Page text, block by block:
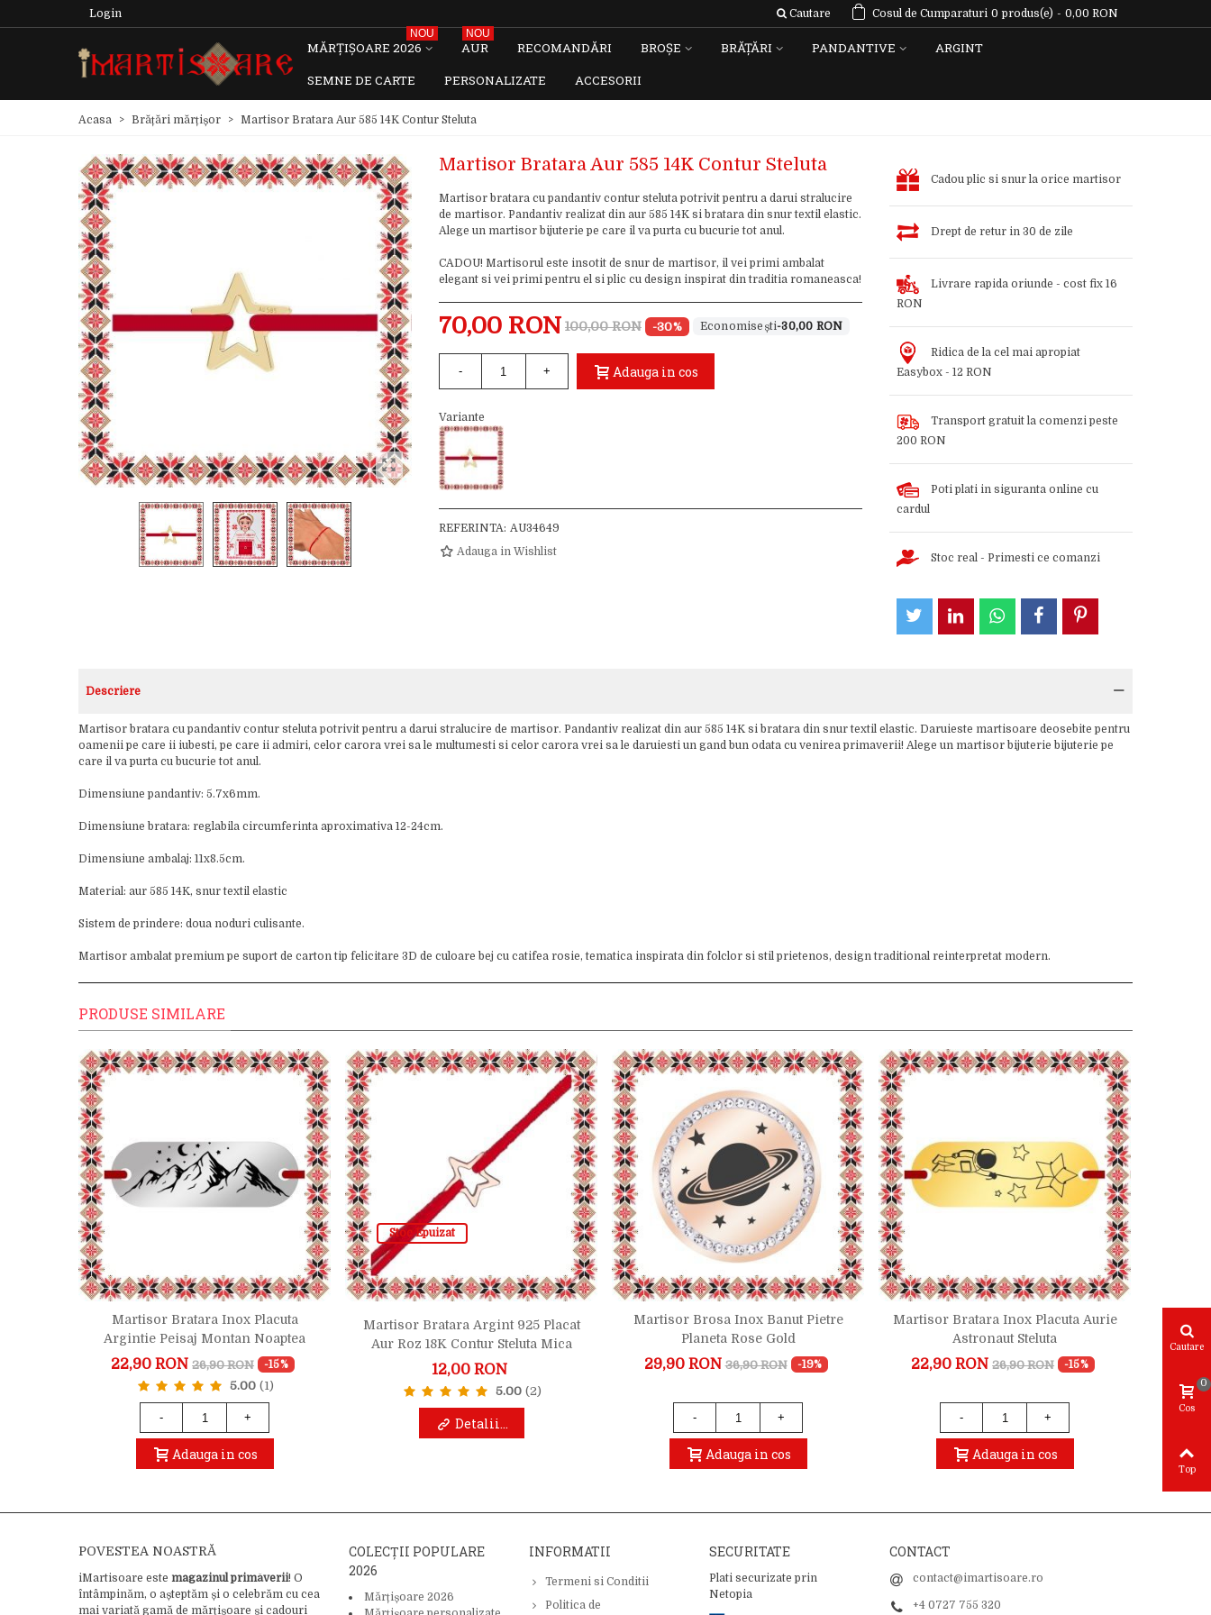
Login Cautare Cosul de Cumparaturi 0 produs(e) - 0,00 RON
MĂRȚIȘOARE 2026
NOU
AUR
NOU
RECOMANDĂRI BROȘE BRĂȚĂRI PANDANTIVE
ARGINT
SEMNE DE CARTE
PERSONALIZATE ACCESORII
Acasa > Brățări mărțișor > Martisor Bratara Aur 585 14K Contur Steluta
Martisor Bratara Aur 585 14K Contur Steluta
Martisor bratara cu pandantiv contur steluta potrivit pentru a darui stralucire
de martisor. Pandantiv realizat din aur 585 14K si bratara din snur textil elastic.
Alege un martisor bijuterie pe care il va purta cu bucurie tot anul.
CADOU! Martisorul este insotit de snur de martisor, il vei primi ambalat
elegant si vei primi pentru el si plic cu design inspirat din traditia romaneasca!
70,00 RON 100,00 RON -30% -30,00 RON
- + Adauga in cos
Variante
REFERINTA: AU34649
Adauga in Wishlist
Cadou plic si snur la orice martisor
Drept de retur in 30 de zile
Livrare rapida oriunde - cost fix 16
RON
Ridica de la cel mai apropiat
Easybox - 12 RON
Transport gratuit la comenzi peste
200 RON
Poti plati in siguranta online cu
cardul
Stoc real - Primesti ce comanzi
Descriere
Martisor bratara cu pandantiv contur steluta potrivit pentru a darui stralucire de martisor. Pandantiv realizat din aur 585 14K si bratara din snur textil elastic. Daruieste martisoare deosebite pentru
oamenii pe care ii iubesti, pe care ii admiri, celor carora vrei sa le multumesti si celor carora vrei sa le daruiesti un gand bun odata cu venirea primaverii! Alege un martisor bijuterie bijuterie pe
care il va purta cu bucurie tot anul.
Dimensiune pandantiv: 5.7x6mm.
Dimensiune bratara: reglabila circumferinta aproximativa 12-24cm.
Dimensiune ambalaj: 11x8.5cm.
Material: aur 585 14K, snur textil elastic
Sistem de prindere: doua noduri culisante.
Martisor ambalat premium pe suport de carton tip felicitare 3D de culoare bej cu catifea rosie, tematica inspirata din folclor si stil prietenos, design traditional reinterpretat modern.
PRODUSE SIMILARE
Martisor Bratara Inox Placuta
Argintie Peisaj Montan Noaptea
22,90 RON 26,90 RON -15%
5.00 (1)
- +
Adauga in cos
Stoc Epuizat
Martisor Bratara Argint 925 Placat
Aur Roz 18K Contur Steluta Mica
12,00 RON
5.00 (2)
Detalii...
Martisor Brosa Inox Banut Pietre
Planeta Rose Gold
29,90 RON 36,90 RON -19%
- +
Adauga in cos
Martisor Bratara Inox Placuta Aurie
Astronaut Steluta
22,90 RON 26,90 RON -15%
- +
Adauga in cos
POVESTEA NOASTRĂ
iMartisoare este magazinul primăverii! O
întâmpinăm, o așteptăm și o celebrăm cu cea
mai variată gamă de mărțișoare și cadouri
COLECȚII POPULARE
2026
Mărțișoare 2026
INFORMATII
Termeni si Conditii
Politica de
SECURITATE
Plati securizate prin
Netopia
CONTACT
contact@imartisoare.ro
+4 0727 755 320
Cautare
Cos
0
Top